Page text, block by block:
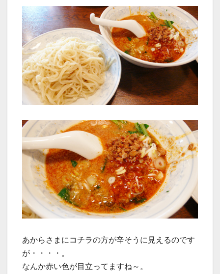
あからさまにコチラの方が辛そうに見えるのです
が・・・・。
なんか赤い色が目立ってますね～。